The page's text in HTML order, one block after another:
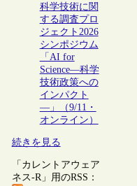
科学技術に関
する調査プロ
ジェクト2026
シンポジウム
「AI for
Science―科学
技術政策への
インパクト
―」（9/11・
オンライン）
続きを見る
「カレントアウェア
ネス-R」用のRSS：